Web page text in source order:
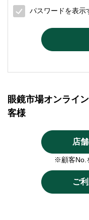
パスワードを表示
眼鏡市場オンライ
客様
店
※顧客No.
ご